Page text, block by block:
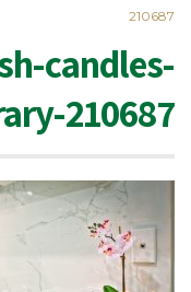
210687
candles-
210687